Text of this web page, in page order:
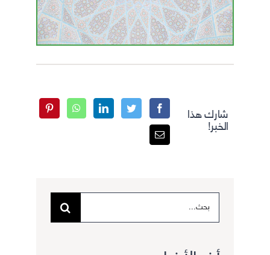
شارك هذا
الخبر!
البحث
عن: